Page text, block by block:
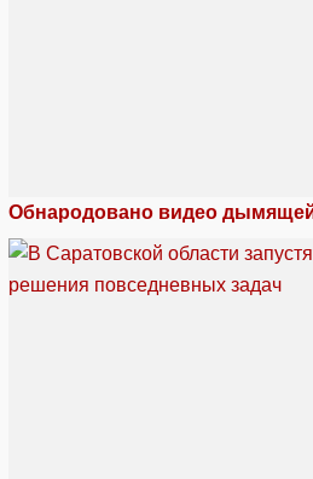
Обнародовано видео